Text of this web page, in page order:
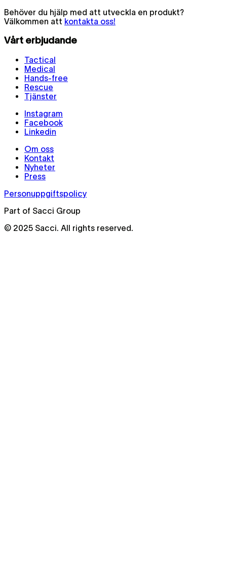
Behöver du hjälp med att utveckla en produkt?
Välkommen att kontakta oss!
Vårt erbjudande
Tactical
Medical
Hands-free
Rescue
Tjänster
Instagram
Facebook
Linkedin
Om oss
Kontakt
Nyheter
Press
Personuppgiftspolicy
Part of Sacci Group
© 2025 Sacci. All rights reserved.